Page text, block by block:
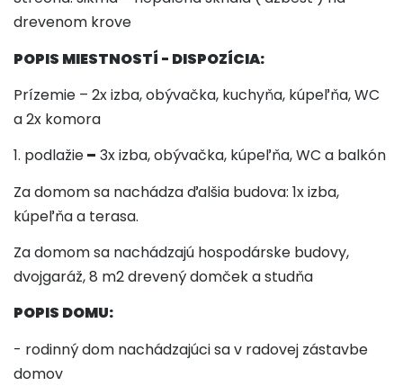
drevenom krove
POPIS MIESTNOSTÍ - DISPOZÍCIA:
Prízemie – 2x izba, obývačka, kuchyňa, kúpeľňa, WC
a 2x komora
1. podlažie– 3x izba, obývačka, kúpeľňa, WC a balkón
Za domom sa nachádza ďalšia budova: 1x izba,
kúpeľňa a terasa.
Za domom sa nachádzajú hospodárske budovy,
dvojgaráž, 8 m2 drevený domček a studňa
POPIS DOMU:
- rodinný dom nachádzajúci sa v radovej zástavbe
domov